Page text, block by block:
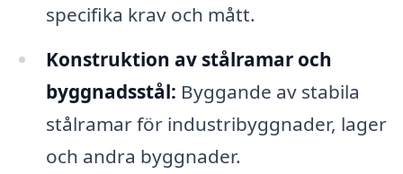
specifika krav och mått.
Konstruktion av stålramar och
byggnadsstål: Byggande av stabila
stålramar för industribyggnader, lager
och andra byggnader.